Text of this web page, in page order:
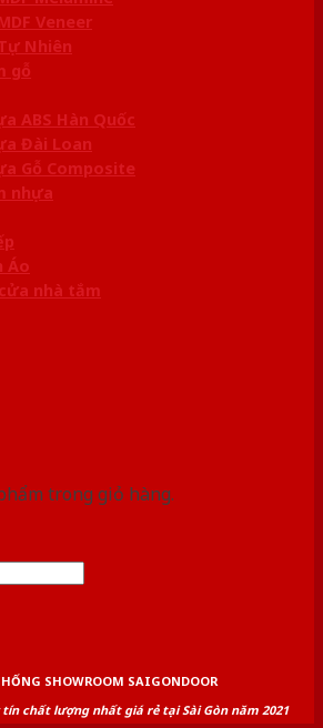
Veneer
Nhiên
gỗ
ABS Hàn Quốc
Đài Loan
Gỗ Composite
nhựa
Áo
cửa nhà tắm
trong giỏ hàng.
SHOWROOM SAIGONDOOR
chất lượng nhất giá rẻ tại Sài Gòn năm 2021